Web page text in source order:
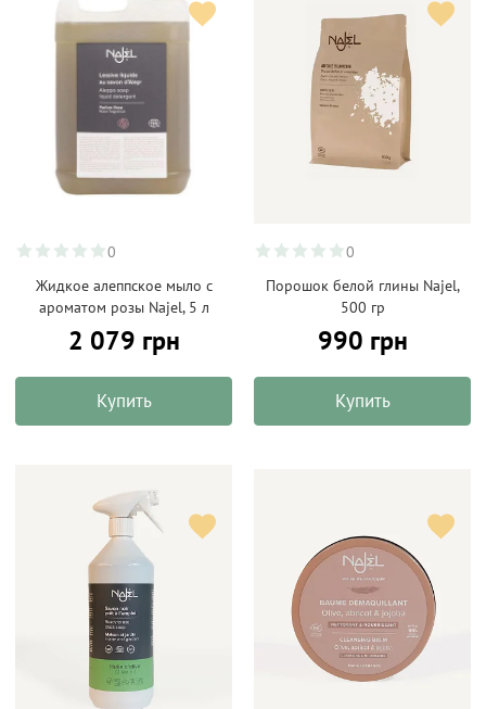
0
Жидкое алеппское мыло с
ароматом розы Najel, 5 л
2 079 грн
Купить
0
Порошок белой глины Najel,
500 гр
990 грн
Купить